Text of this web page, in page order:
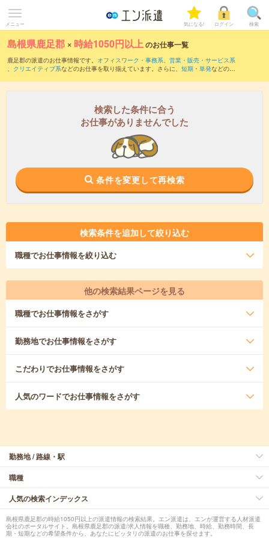
メニュー 気になる! ログイン 検索
島根県鹿足郡 × 時給1050円以上のお仕事一覧
鹿足郡の派遣のお仕事情報です。 オフィスワーク・事務系、 営業・販売・サービス系
、 クリエイティブ系などのお仕事を取り揃えています。さらに、 短期 ・ 単発などの期
検索した条件に合う
お仕事がありませんでした
条件を変更して再検索
検索条件を追加して絞り込む
職種でお仕事情報を絞り込む
他の検索結果ページを見る
職種でお仕事情報をさがす
勤務地でお仕事情報をさがす
こだわりでお仕事情報をさがす
人気のワードでお仕事情報をさがす
勤務地 / 路線・駅
職種
人気の検索インデックス
島根県鹿足郡の時給1050円以上の派遣情報の検索結果。エン派遣は、エンが運営する人材派遣
会社のポータルサイト。島根県鹿足郡の派遣/求人情報を職種、勤務地、時給、勤務時間、長
期・短期などの希望条件から、あなたにピッタリの派遣のお仕事を探せます。